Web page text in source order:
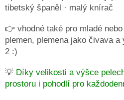
tibetský španěl · malý knírač
👉 vhodné také pro mladé
plemen, plemena jako čivava
2 :)
💡 Díky velikosti a výšce
prostoru i pohodlí pro